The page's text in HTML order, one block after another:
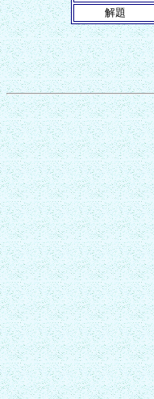
解題